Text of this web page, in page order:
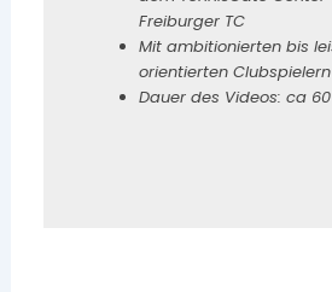
Freiburger TC
Mit ambitionierten bis
orientierten Clubspielern
Dauer des Videos: ca